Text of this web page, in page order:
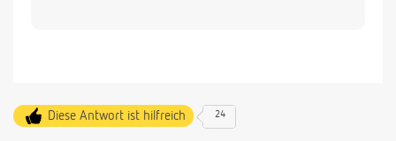
Diese Antwort ist hilfreich 24